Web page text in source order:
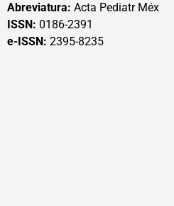
Abreviatura: Acta Pediatr Méx
ISSN: 0186-2391
e-ISSN: 2395-8235